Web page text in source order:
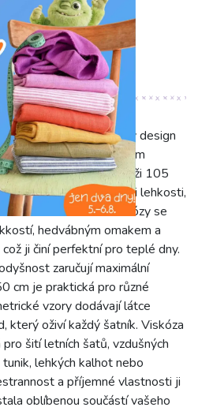
čištění
POPLIN Specialty design
geo vzory v barevném
popelín o gramáži 105
kteří hledají kombinaci lehkosti,
složení z čisté viskózy se
hedvábným omakem a
ji činí perfektní pro teplé dny.
zaručují maximální
cm je praktická pro různé
vzory dodávají látce
který oživí každý šatník. Viskóza
šití letních šatů, vzdušných
lehkých kalhot nebo
a příjemné vlastnosti ji
oblíbenou součástí vašeho